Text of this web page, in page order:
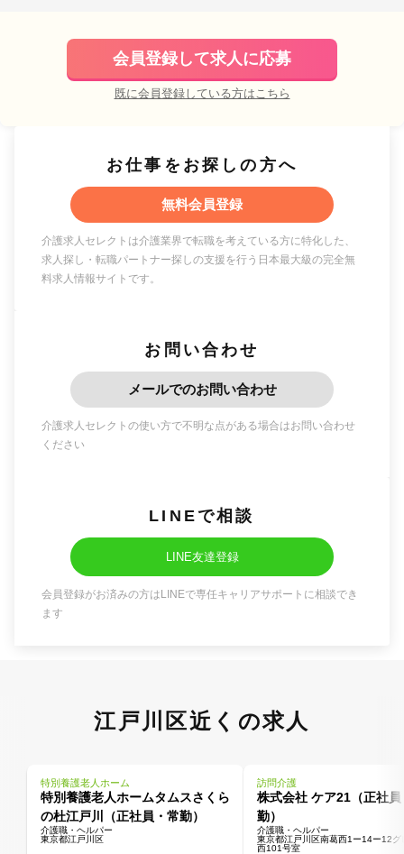
会員登録して求人に応募
既に会員登録している方はこちら
お仕事をお探しの方へ
無料会員登録
介護求人セレクトは介護業界で転職を考えている方に特化した、
求人探し・転職パートナー探しの支援を行う日本最大級の完全無
料求人情報サイトです。
お問い合わせ
メールでのお問い合わせ
介護求人セレクトの使い方で不明な点がある場合はお問い合わせ
ください
LINEで相談
LINE友達登録
会員登録がお済みの方はLINEで専任キャリアサポートに相談でき
ます
江戸川区近くの求人
特別養護老人ホーム
特別養護老人ホームタムスさくら
の杜江戸川（正社員・常勤）
介護職・ヘルパー
東京都江戸川区
訪問介護
株式会社 ケア21（正社員
勤）
介護職・ヘルパー
東京都江戸川区南葛西1ー14ー12グ
西101号室